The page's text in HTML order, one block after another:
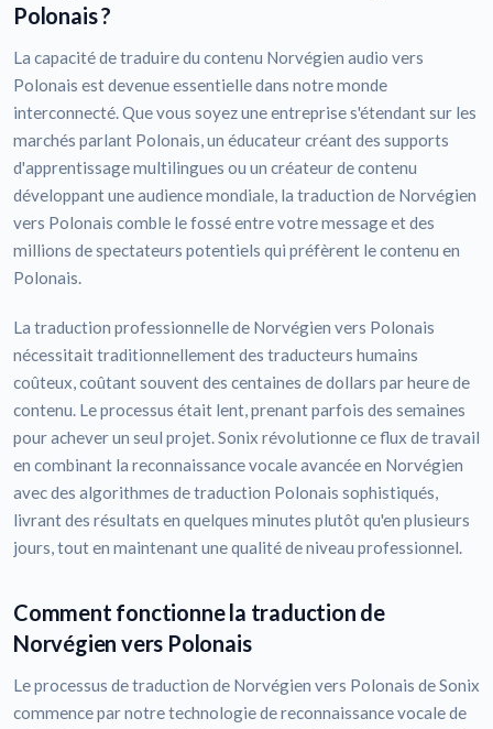
Polonais ?
La capacité de traduire du contenu Norvégien audio vers
Polonais est devenue essentielle dans notre monde
interconnecté. Que vous soyez une entreprise s'étendant sur les
marchés parlant Polonais, un éducateur créant des supports
d'apprentissage multilingues ou un créateur de contenu
développant une audience mondiale, la traduction de Norvégien
vers Polonais comble le fossé entre votre message et des
millions de spectateurs potentiels qui préfèrent le contenu en
Polonais.
La traduction professionnelle de Norvégien vers Polonais
nécessitait traditionnellement des traducteurs humains
coûteux, coûtant souvent des centaines de dollars par heure de
contenu. Le processus était lent, prenant parfois des semaines
pour achever un seul projet. Sonix révolutionne ce flux de travail
en combinant la reconnaissance vocale avancée en Norvégien
avec des algorithmes de traduction Polonais sophistiqués,
livrant des résultats en quelques minutes plutôt qu'en plusieurs
jours, tout en maintenant une qualité de niveau professionnel.
Comment fonctionne la traduction de
Norvégien vers Polonais
Le processus de traduction de Norvégien vers Polonais de Sonix
commence par notre technologie de reconnaissance vocale de